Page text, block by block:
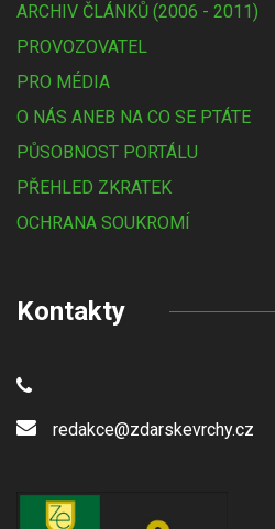
ARCHIV ČLÁNKŮ (2006 - 2011)
PROVOZOVATEL
PRO MÉDIA
O NÁS ANEB NA CO SE PTÁTE
PŮSOBNOST PORTÁLU
PŘEHLED ZKRATEK
OCHRANA SOUKROMÍ
Kontakty
redakce@zdarskevrchy.cz